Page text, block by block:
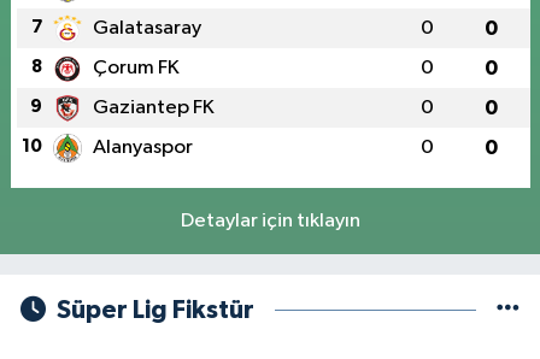
7 Galatasaray 0 0
8 Çorum FK 0 0
9 Gaziantep FK 0 0
10 Alanyaspor 0 0
Detaylar için tıklayın
Süper Lig Fikstür